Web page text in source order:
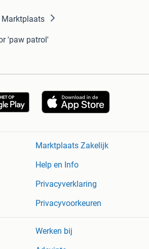
Marktplaats
'paw patrol'
Marktplaats Zakelijk
Help en Info
Privacyverklaring
Privacyvoorkeuren
Werken bij